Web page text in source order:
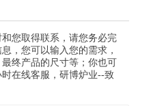
您取得联系，请您务必完
，您可以输入您的需求，
终产品的尺寸等；你也可
在线客服，研博炉业--致